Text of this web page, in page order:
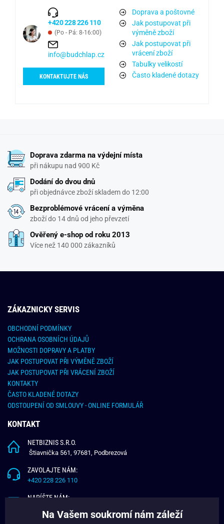
+420 228 226 110
(Po - Pá: 8-16:00)
info@budchlap.cz
KONTAKTUJTE NÁS
Doprava a poštovné
Jak postupovat při
výměně zboží
Jak postupovat při
vrácení zboží
Tabulky velikostí
Často kladené dotazy
Doprava zdarma na výdejní místa
při nákupu nad 900 Kč
Dodání do dvou dnů
při objednávce zboží skladem do 12:00
Bezproblémové vrácení a výměna
zboží do 14 dnů od jeho převzetí
Ověřený e-shop od roku 2013
Více než 140 000 zákazníků
ZÁKAZNICKY SERVIS
OBCHODNÍ PODMÍNKY
OCHRANA OSOBNÍCH ÚDAJŮ
MOŽNOSTI DOPRAVY A PLATBY
JAK POSTUPOVAT PŘI VÝMĚNĚ ZBOŽÍ
JAK POSTUPOVAT PŘI VRÁCENÍ ZBOŽÍ
KONTAKTY
ČASTO KLADENÉ DOTAZY
ODSTOUPENÍ OD SMLOUVY - ONLINE FORMULÁŘ
KONTAKT
NETBIZNIS S.R.O.
Štiavnička 561, 97681, Podbrezová
ZAVOLAJTE NÁM:
+420 228 226 110
NAPÍŠTE NÁM:
Na Vašem soukromí nám záleží